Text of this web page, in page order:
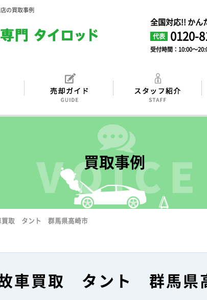
の買取事例
全国対応!! かん
代表 0120-
受付時間：10:00～
買取事例
買取 タント 群馬県高崎市
車買取 タント 群馬県